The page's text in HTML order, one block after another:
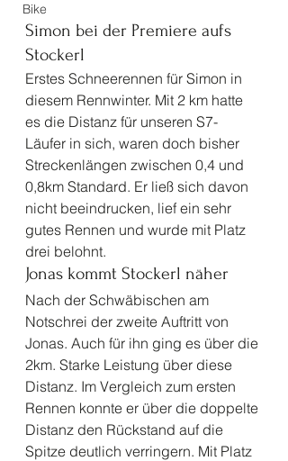
Bike
Simon bei der Premiere aufs
Stockerl
Erstes Schneerennen für Simon in
diesem Rennwinter. Mit 2 km hatte
es die Distanz für unseren S7-
Läufer in sich, waren doch bisher
Streckenlängen zwischen 0,4 und
0,8km Standard. Er ließ sich davon
nicht beeindrucken, lief ein sehr
gutes Rennen und wurde mit Platz
drei belohnt.
Jonas kommt Stockerl näher
Nach der Schwäbischen am
Notschrei der zweite Auftritt von
Jonas. Auch für ihn ging es über die
2km. Starke Leistung über diese
Distanz. Im Vergleich zum ersten
Rennen konnte er über die doppelte
Distanz den Rückstand auf die
Spitze deutlich verringern. Mit Platz